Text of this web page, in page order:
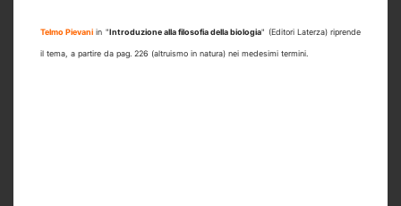
Telmo Pievani in "Introduzione alla filosofia della biologia" (Editori Laterza) riprende
il tema, a partire da pag. 226 (altruismo in natura) nei medesimi termini.